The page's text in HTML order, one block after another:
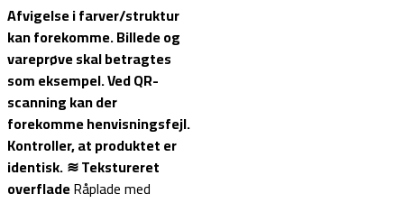
Afvigelse i farver/struktur
kan forekomme. Billede og
vareprøve skal betragtes
som eksempel.Ved QR-
scanning kan der
forekomme henvisningsfejl.
Kontroller, at produktet er
identisk.≋ Tekstureret
overfladeRåplade med